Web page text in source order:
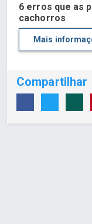
6 erros que as
cachorros
Mais
Compartilhar